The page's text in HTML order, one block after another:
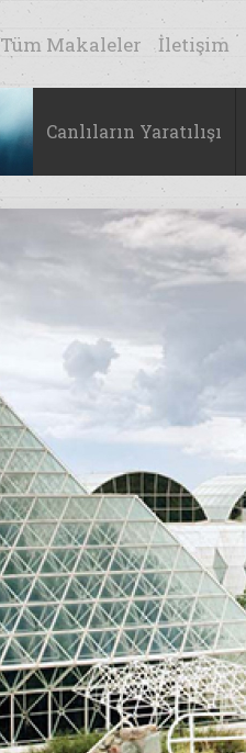
Tüm Makaleler İletişim
Canlıların Yaratılışı